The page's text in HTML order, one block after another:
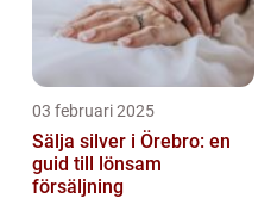
03 februari 2025
Sälja silver i Örebro: en
guid till lönsam
försäljning